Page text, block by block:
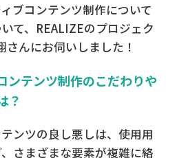
ブコンテンツ制作について
て、REALIZEのプロジェク
さんにお伺いしました！
ンテンツ制作のこだわりや
？
ンツの良し悪しは、使用用
さまざまな要素が複雑に絡